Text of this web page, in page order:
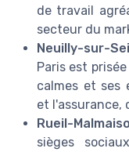
de travail
secteur du
Neuilly-sur-
Paris est
calmes et ses
et l'assurance,
Rueil-
sièges